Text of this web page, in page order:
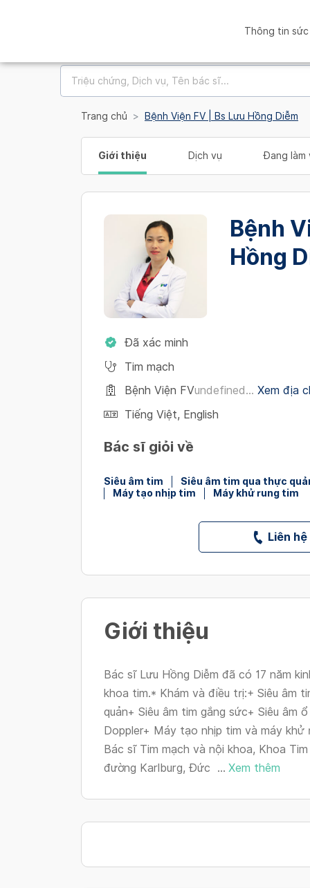
Thông tin
Trang chủ Bệnh Viện FV | Bs Lưu Hồng Diễm
Giới thiệu Dịch vụ Đang làm
Bệnh
Hồng
Đã xác minh
Tim mạch
Bệnh Viện FVundefined... Xem địa
Tiếng Việt, English
Bác sĩ giỏi về
Siêu âm tim Siêu âm tim qua thực
Máy tạo nhịp tim
Máy khử rung tim
Liên
Giới thiệu
Bác sĩ Lưu Hồng Diễm đã có 17 năm
khoa tim.* Khám và điều trị:+ Siêu âm
quản+ Siêu âm tim gắng sức+ Siêu âm
Doppler+ Máy tạo nhịp tim và máy
Bác sĩ Tim mạch và nội khoa, Khoa
đường Karlburg, Đức ... Xem thêm